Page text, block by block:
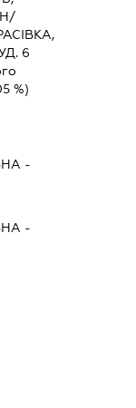
6
%)
-
-